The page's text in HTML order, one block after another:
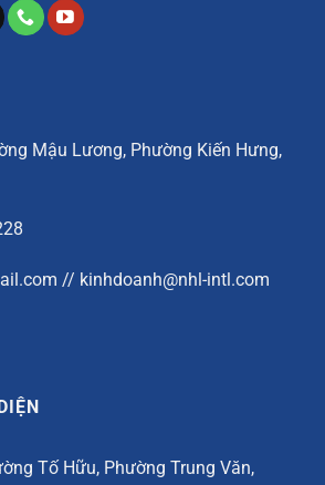
Mậu Lương, Phường Kiến Hưng,
// kinhdoanh@nhl-intl.com
Tố Hữu, Phường Trung Văn,